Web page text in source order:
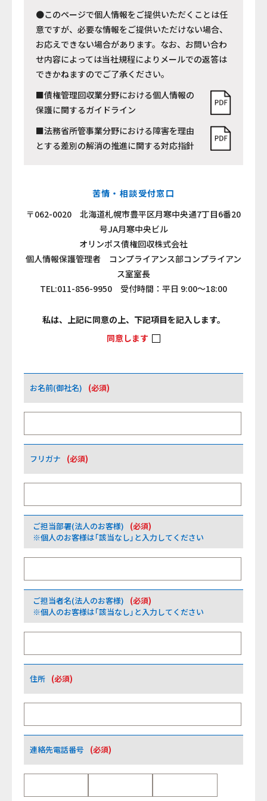
●このページで個人情報をご提供いただくことは任
意ですが、必要な情報をご提供いただけない場合、
お応えできない場合があります。なお、お問い合わ
せ内容によっては当社規程によりメールでの返答は
できかねますのでご了承ください。
■債権管理回収業分野における個人情報の
保護に関するガイドライン
■法務省所管事業分野における障害を理由
とする差別の解消の推進に関する対応指針
苦情・相談受付窓口
〒062-0020 北海道札幌市豊平区月寒中央通7丁目6番20
号JA月寒中央ビル
オリンポス債権回収株式会社
個人情報保護管理者 コンプライアンス部コンプライアン
ス室室長
TEL:011-856-9950 受付時間：平日 9:00〜18:00
私は、上記に同意の上、下記項目を記入します。
同意します
お名前(御社名) (必須)
フリガナ (必須)
ご担当部署(法人のお客様)
(必須)
※個人のお客様は｢該当なし｣と入力してください
ご担当者名(法人のお客様)
(必須)
※個人のお客様は｢該当なし｣と入力してください
住所 (必須)
連絡先電話番号 (必須)